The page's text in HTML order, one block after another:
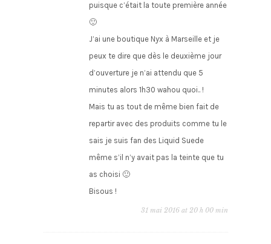
puisque c’était la toute première année
🙂
J’ai une boutique Nyx à Marseille et je
peux te dire que dès le deuxième jour
d’ouverture je n’ai attendu que 5
minutes alors 1h30 wahou quoi.. !
Mais tu as tout de même bien fait de
repartir avec des produits comme tu le
sais je suis fan des Liquid Suede
même s’il n’y avait pas la teinte que tu
as choisi 🙂
Bisous !
31 mai 2016 at 20 h 00 min